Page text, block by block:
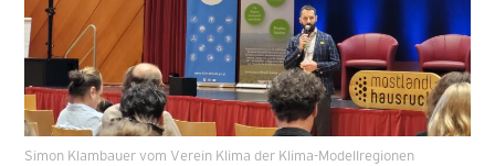
Simon Klambauer vom Verein Klima der Klima-Modellregionen